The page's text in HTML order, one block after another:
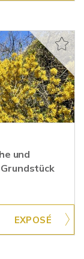
und